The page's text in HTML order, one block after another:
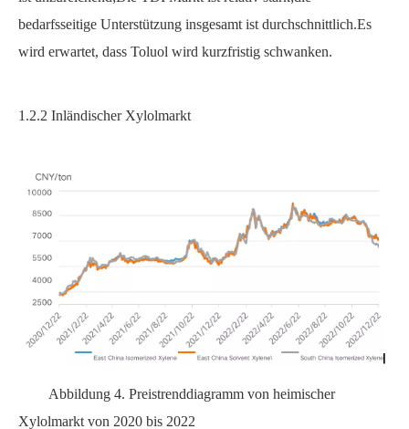
bedarfsseitige Unterstützung insgesamt ist durchschnittlich.Es
wird erwartet, dass Toluol wird kurzfristig schwanken.
1.2.2 Inländischer Xylolmarkt
Abbildung 4. Preistrenddiagramm vonheimischer
Xylolmarkt von 2020 bis 2022